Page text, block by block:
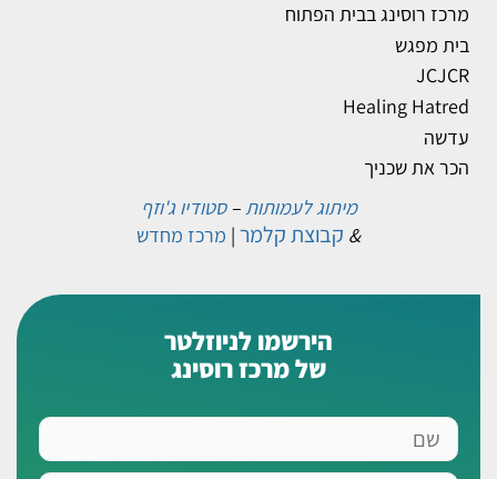
מרכז רוסינג בבית הפתוח
בית מפגש
JCJCR
Healing Hatred
עדשה
הכר את שכניך
מיתוג לעמותות–סטודיו ג'וזף
& קבוצת קלמר | מרכז מחדש
הירשמו לניוזלטר
של מרכז רוסינג
שם